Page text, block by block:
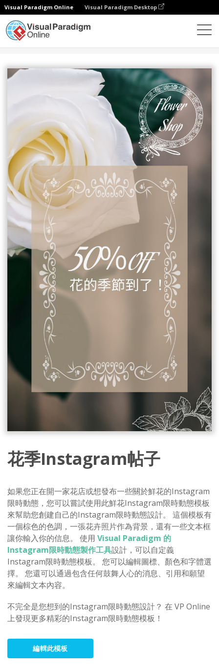
Visual Paradigm Online Visual Paradigm Desktop
花季Instagram帖子
如果您正在開一家花店或想發布一些關於鮮花的Instagram
限時動態，您可以嘗試使用此鮮花Instagram限時動態模板
來幫助您創建自己的Instagram限時動態設計。 這個模板有
一個棕色的色調，一張花卉照片作為背景，還有一些文本框
讓你輸入你的信息。 使用 Visual Paradigm 的
Instagram限時動態製作工具設計，可以自定義
Instagram限時動態模板。 您可以編輯圖標、顏色和字體選
擇。 您還可以通過包含任何鼓舞人心的消息、引用和願望
來編輯文本內容。
不完全是您想到的Instagram限時動態設計？ 在 VP Online
上發現更多精彩的Instagram限時動態模板！
編輯此模板